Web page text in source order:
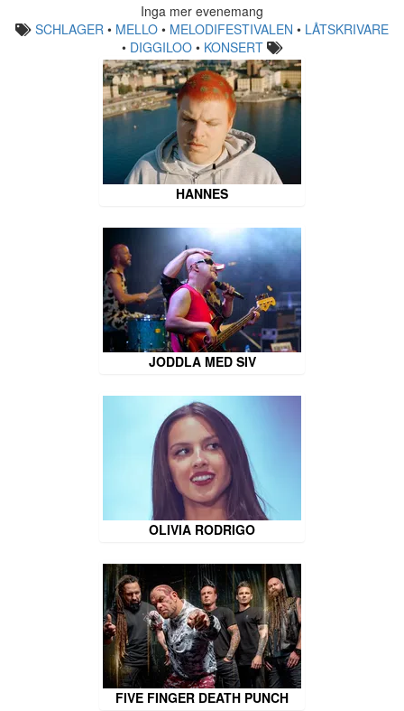
Inga mer evenemang
SCHLAGER • MELLO • MELODIFESTIVALEN • LÅTSKRIVARE
• DIGGILOO• KONSERT
HANNES
JODDLA MED SIV
OLIVIA RODRIGO
FIVE FINGER DEATH PUNCH